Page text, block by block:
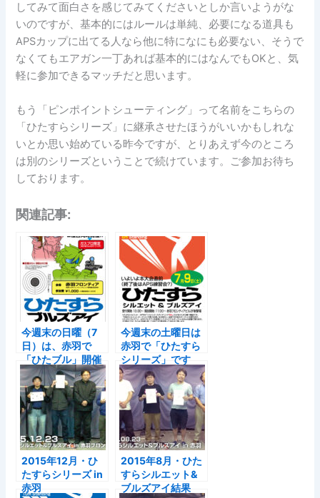
してみて面白さを感じてみてくださいとしか言いようがな
いのですが、基本的にはルールは単純、必要になる道具も
APSカップに出てる人なら他に特になにも必要ない、そうで
なくてもエアガン一丁あれば基本的にはなんでもOKと、気
軽に参加できるマッチだと思います。
もう「ピンポイントシューティング」って名前をこちらの
「ひたすらシリーズ」に継承させたほうがいいかもしれな
いとか思い始めている昨今ですが、とりあえず今のところ
は別のシリーズということで続けています。ご参加お待ち
しております。
関連記事:
今週末の日曜（7
日）は、赤羽で
「ひたブル」開催
です
今週末の土曜日は
赤羽で「ひたすら
シリーズ」です
2015年12月・ひ
たすらシリーズ in
赤羽
2015年8月・ひた
すらシルエット&
ブルズアイ結果